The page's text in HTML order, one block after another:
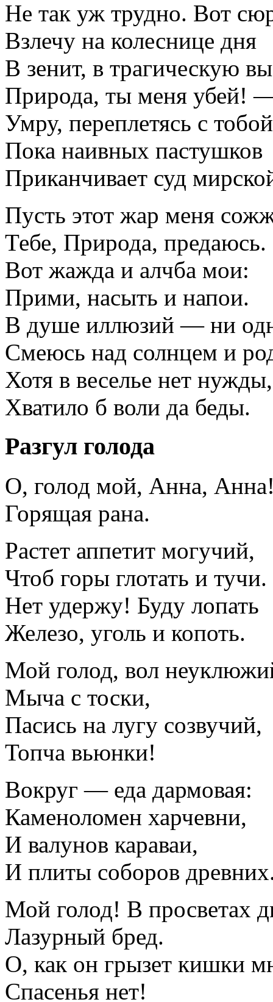
Не так уж трудно. Вот
Взлечу на колеснице дня
В зенит, в трагическую
Природа, ты меня убей!
Умру, переплетясь с
Пока наивных пастушков
Приканчивает суд
Пусть этот жар меня
Тебе, Природа, предаюсь.
Вот жажда и алчба мои:
Прими, насыть и напои.
В душе иллюзий — ни
Смеюсь над солнцем и
Хотя в веселье нет
Хватило б воли да беды.
Разгул голода
О, голод мой, Анна,
Горящая рана.
Растет аппетит могучий,
Чтоб горы глотать и тучи.
Нет удержу! Буду лопать
Железо, уголь и копоть.
Мой голод, вол
Мыча с тоски,
Пасись на лугу созвучий,
Топча вьюнки!
Вокруг — еда дармовая:
Каменоломен харчевни,
И валунов караваи,
И плиты соборов
Мой голод! В просветах
Лазурный бред.
О, как он грызет кишки
Спасенья нет!